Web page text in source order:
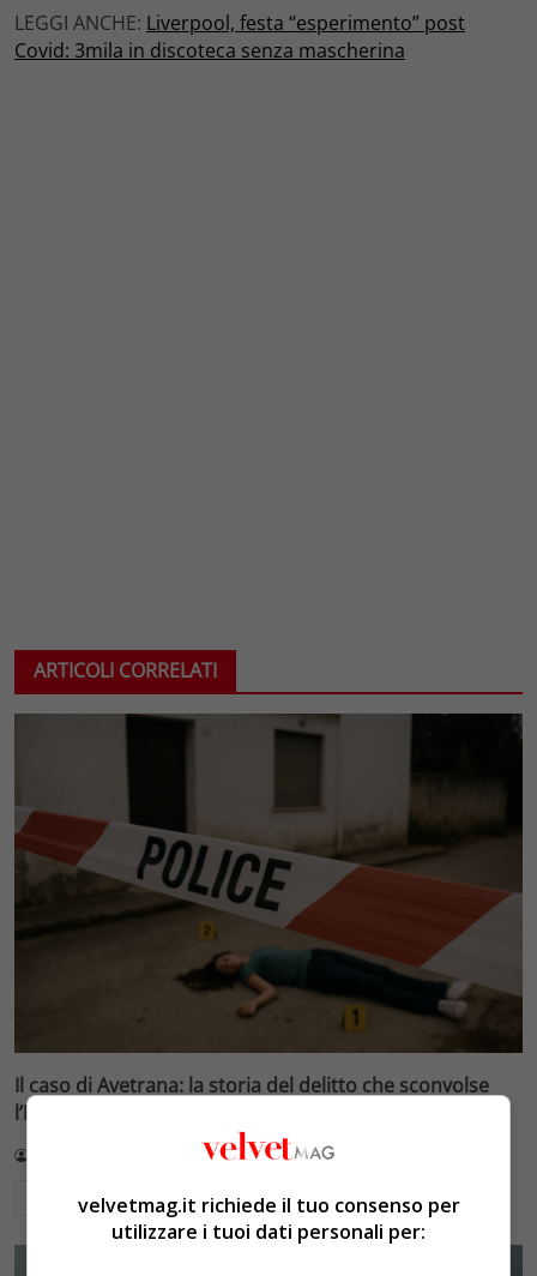
LEGGI ANCHE: Liverpool, festa “esperimento” post
Covid: 3mila in discoteca senza mascherina
ARTICOLI CORRELATI
Il caso di Avetrana: la storia del delitto che sconvolse
l’Italia
3 Agosto 2026
Leggi di piùvelvetmag.it richiede il tuo consenso per
utilizzare i tuoi dati personali per: